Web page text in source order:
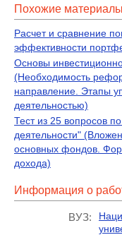
Похожие материалы
Расчет и сравнение
эффективности
Основы
(Необходимость
направление. Этапы
деятельностью)
Тест из 25 вопросов
деятельности"
основных фондов.
дохода)
Информация о
ВУЗ: